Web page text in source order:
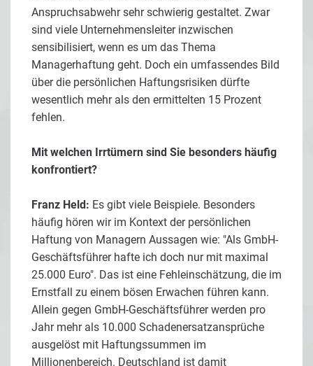
Anspruchsabwehr sehr schwierig gestaltet. Zwar
sind viele Unternehmensleiter inzwischen
sensibilisiert, wenn es um das Thema
Managerhaftung geht. Doch ein umfassendes Bild
über die persönlichen Haftungsrisiken dürfte
wesentlich mehr als den ermittelten 15 Prozent
fehlen.
Mit welchen Irrtümern sind Sie besonders häufig
konfrontiert?
Franz Held: Es gibt viele Beispiele. Besonders
häufig hören wir im Kontext der persönlichen
Haftung von Managern Aussagen wie: "Als GmbH-
Geschäftsführer hafte ich doch nur mit maximal
25.000 Euro". Das ist eine Fehleinschätzung, die im
Ernstfall zu einem bösen Erwachen führen kann.
Allein gegen GmbH-Geschäftsführer werden pro
Jahr mehr als 10.000 Schadenersatzansprüche
ausgelöst mit Haftungssummen im
Millionenbereich. Deutschland ist damit